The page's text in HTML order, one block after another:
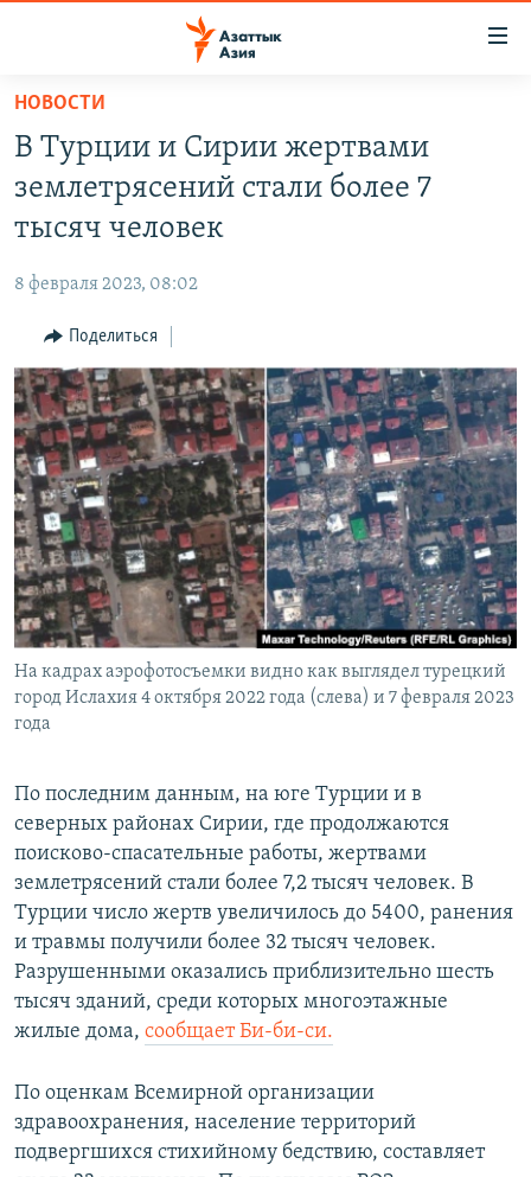
Вернуться
основному
содержанию
главной
навигации
Вернутся
поиску
КАЗАХСТАН
ТАДЖИКИСТАН
НОВОСТИ
ВОЙНА В УКРАИНЕ
ҚАЗАҚША
КЫРГЫЗЧА
ЎЗБЕКЧА
ТОҶИКӢ
TÜRKMENÇE
Все сайты РСЕ/РС
НОВОСТИ
В Турции и Сирии жертвами
землетрясений стали более 7
тысяч человек
8 февраля 2023, 08:02
Поделиться
На кадрах аэрофотосъемки видно как выглядел турецкий
город Ислахия 4 октября 2022 года (слева) и 7 февраля 2023
года
По последним данным, на юге Турции и в
северных районах Сирии, где продолжаются
поисково-спасательные работы, жертвами
землетрясений стали более 7,2 тысяч человек. В
Турции число жертв увеличилось до 5400, ранения
и травмы получили более 32 тысяч человек.
Разрушенными оказались приблизительно шесть
тысяч зданий, среди которых многоэтажные
жилые дома, сообщает Би-би-си.
По оценкам Всемирной организации
здравоохранения, население территорий
подвергшихся стихийному бедствию, составляет